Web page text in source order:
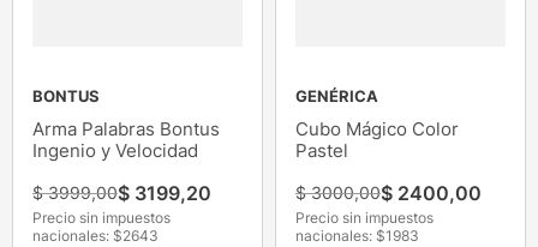
BONTUS
Arma Palabras Bontus
Ingenio y Velocidad
$ 3999,00$ 3199,20
Precio sin impuestos
nacionales: $2643
GENÉRICA
Cubo Mágico Color
Pastel
$ 3000,00$ 2400,00
Precio sin impuestos
nacionales: $1983